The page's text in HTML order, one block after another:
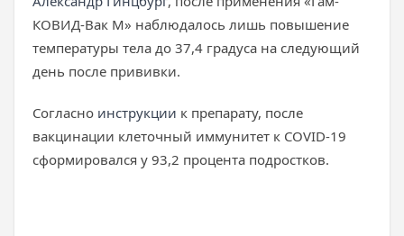
КОВИД-Вак М» наблюдалось лишь повышение
температуры тела до 37,4 градуса на следующий
день после прививки.
Согласно инструкции к препарату, после
вакцинации клеточный иммунитет к COVID-19
сформировался у 93,2 процента подростков.